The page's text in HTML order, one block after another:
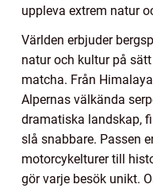
uppleva extrem natur
Världen erbjuder
natur och kultur på
matcha. Från
Alpernas välkända
dramatiska landskap,
slå snabbare. Passen
motorcykelturer till
gör varje besök unikt.